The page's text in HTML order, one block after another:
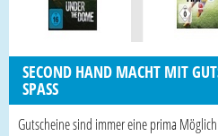
SECOND HAND MACHT MIT
SPASS
Gutscheine sind immer eine prima